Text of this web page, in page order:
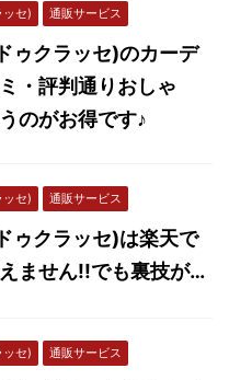
ッセ) 通販サービス
ゥクラッセ)のカーデ
・評判通りおしゃ
のがお得です♪
ッセ) 通販サービス
ゥクラッセ)は楽天で
ません!!でも裏技が…
ッセ) 通販サービス